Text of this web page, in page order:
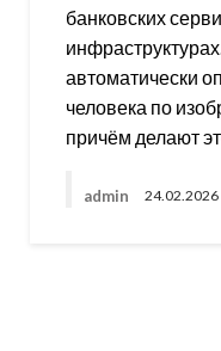
банковских
автоматически
человека по
причём делают
admin 24.02.2026